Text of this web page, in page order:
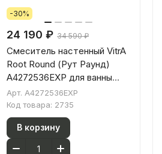
-30%
24 190 ₽ 34 590 ₽
Смеситель настенный VitrA
Root Round (Рут Раунд)
A4272536EXP для ванны
однорычажный матовый
черный латунь
Арт. A4272536EXP
Код товара: 2735
В корзину